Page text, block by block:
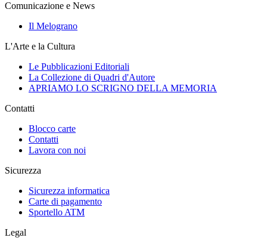
Comunicazione e News
Il Melograno
L'Arte e la Cultura
Le Pubblicazioni Editoriali
La Collezione di Quadri d'Autore
APRIAMO LO SCRIGNO DELLA MEMORIA
Contatti
Blocco carte
Contatti
Lavora con noi
Sicurezza
Sicurezza informatica
Carte di pagamento
Sportello ATM
Legal